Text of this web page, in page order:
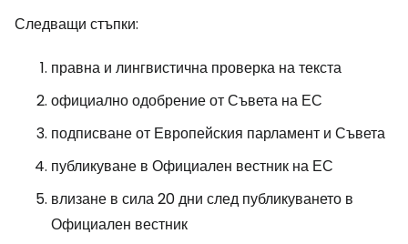
Следващи стъпки:
правна и лингвистична проверка на текста
официално одобрение от Съвета на ЕС
подписване от Европейския парламент и Съвета
публикуване в Официален вестник на ЕС
влизане в сила 20 дни след публикуването в
Официален вестник